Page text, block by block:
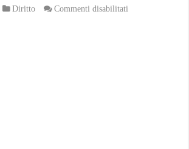
Diritto Commenti disabilitati